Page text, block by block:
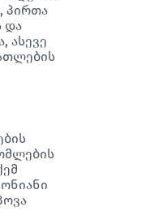
პირთა
და
ასევე